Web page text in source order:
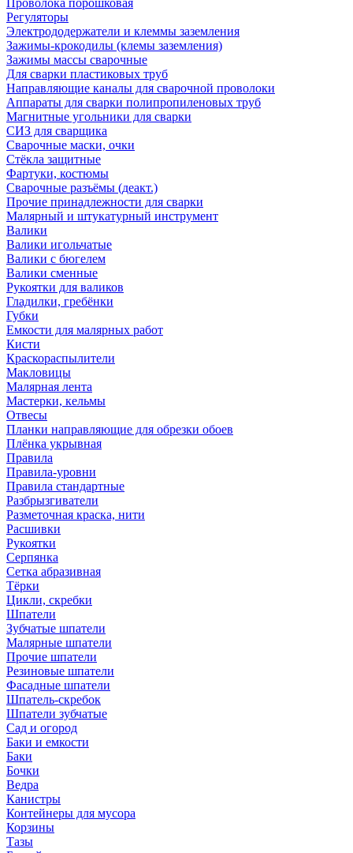
Проволока порошковая
Регуляторы
Электрододержатели и клеммы заземления
Зажимы-крокодилы (клемы заземления)
Зажимы массы сварочные
Для сварки пластиковых труб
Направляющие каналы для сварочной проволоки
Аппараты для сварки полипропиленовых труб
Магнитные угольники для сварки
СИЗ для сварщика
Сварочные маски, очки
Стёкла защитные
Фартуки, костюмы
Сварочные разъёмы (деакт.)
Прочие принадлежности для сварки
Малярный и штукатурный инструмент
Валики
Валики игольчатые
Валики с бюгелем
Валики сменные
Рукоятки для валиков
Гладилки, гребёнки
Губки
Емкости для малярных работ
Кисти
Краскораспылители
Макловицы
Малярная лента
Мастерки, кельмы
Отвесы
Планки направляющие для обрезки обоев
Плёнка укрывная
Правила
Правила-уровни
Правила стандартные
Разбрызгиватели
Разметочная краска, нити
Расшивки
Рукоятки
Серпянка
Сетка абразивная
Тёрки
Цикли, скребки
Шпатели
Зубчатые шпатели
Малярные шпатели
Прочие шпатели
Резиновые шпатели
Фасадные шпатели
Шпатель-скребок
Шпатели зубчатые
Сад и огород
Баки и емкости
Баки
Бочки
Ведра
Канистры
Контейнеры для мусора
Корзины
Тазы